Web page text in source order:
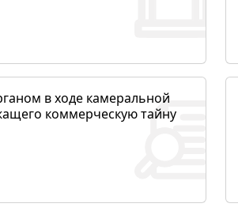
в ходе камеральной
коммерческую тайну